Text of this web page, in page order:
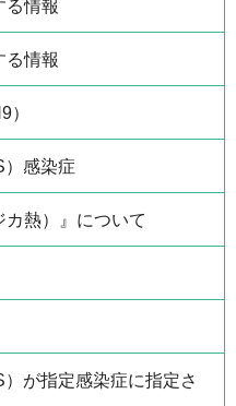
る情報
る情報
）
）感染症
カ熱）』について
が指定感染症に指定さ